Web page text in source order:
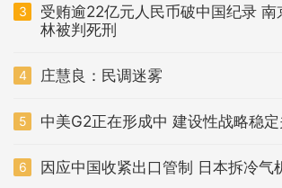
3
受贿逾22亿元人民币破中国纪录
林被判死刑
4 庄慧良：民调迷雾
5 中美G2正在形成中 建设性战略稳
6 因应中国收紧出口管制 日本拆冷气